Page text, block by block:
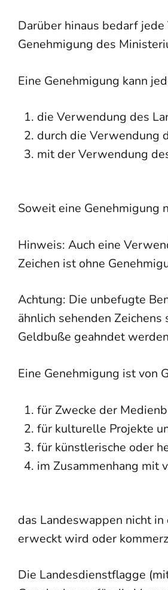
Darüber hinaus bedarf
Genehmigung des
Eine Genehmigung kann
die Verwendung des
durch die Verwendung
mit der Verwendung
Soweit eine Genehmigung
Hinweis: Auch eine
Zeichen ist ohne
Achtung: Die unbefugte
ähnlich sehenden
Geldbuße geahndet
Eine Genehmigung ist von
für Zwecke der
für kulturelle Projekte
für künstlerische oder
im Zusammenhang mit
das Landeswappen nicht
erweckt wird oder
Die Landesdienstflagge